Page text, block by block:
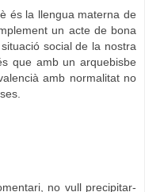
és la llengua materna de
un acte de bona
social de la nostra
que amb un arquebisbe
amb normalitat no
no vull precipitar-